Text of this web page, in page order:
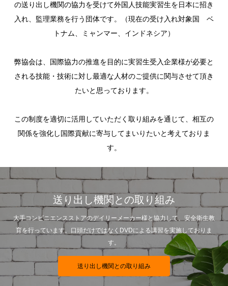
の送り出し機関の協力を受けて外国人技能実習生を日本に招き
入れ、監理業務を行う団体です。（現在の受け入れ対象国 ベ
トナム、ミャンマー、インドネシア）
​弊協会は、国際協力の推進を目的に実習生受入企業様が必要と
される技能・技術に対し最適な人材のご提供に関与させて頂き
たいと思っております。
この制度を適切に活用していただく取り組みを通じて、相互の
関係を強化し国際貢献に寄与してまいりたいと考えておりま
す。
送り出し機関との取り組み
大手コンビニエンスストアのデイリーメーカー様と協力して、安全衛生教
育を行っています。口頭だけではなくDVDによる講習を実施しておりま
す。
送り出し機関との取り組み